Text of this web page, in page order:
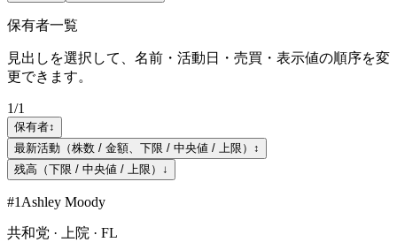
保有者一覧
見出しを選択して、名前・活動日・売買・表示値の順序を変
更できます。
1/1
保有者↕
最新活動（株数 / 金額、下限 / 中央値 / 上限） ↕
残高（下限 / 中央値 / 上限） ↓
#1 Ashley Moody
共和党 · 上院 · FL